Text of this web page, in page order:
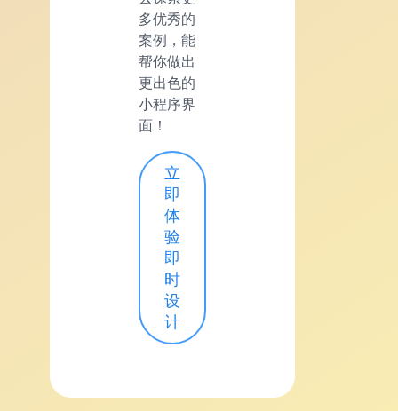
多优秀的
案例，能
帮你做出
更出色的
小程序界
面！
立
即
体
验
即
时
设
计